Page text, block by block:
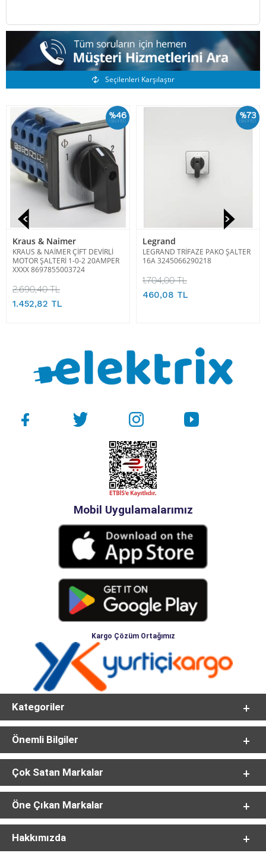
Benzer Ürünler
Seçilenleri Karşılaştır
%46
İskonto
Kraus & Naimer
KRAUS & NAİMER ÇİFT DEVİRLİ
MOTOR ŞALTERİ 1-0-2 20AMPER
XXXX 8697855003724
2.690,40 TL
1.452,82 TL
%73
İskonto
Legrand
LEGRAND TRİFAZE PAKO ŞALTER
16A 3245066290218
1.704,00 TL
460,08 TL
Mobil Uygulamalarımız
Kargo Çözüm Ortağımız
Kategoriler
Önemli Bilgiler
Çok Satan Markalar
Öne Çıkan Markalar
Hakkımızda